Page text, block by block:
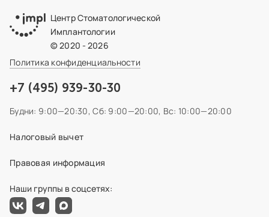
Центр Стоматологической
Имплантологии
© 2020 - 2026
Политика конфиденциальности
+7 (495) 939-30-30
Будни: 9:00—20:30, Сб: 9:00—20:00, Вс: 10:00—20:00
Налоговый вычет
Наши группы в соцсетях:
Правовая информация